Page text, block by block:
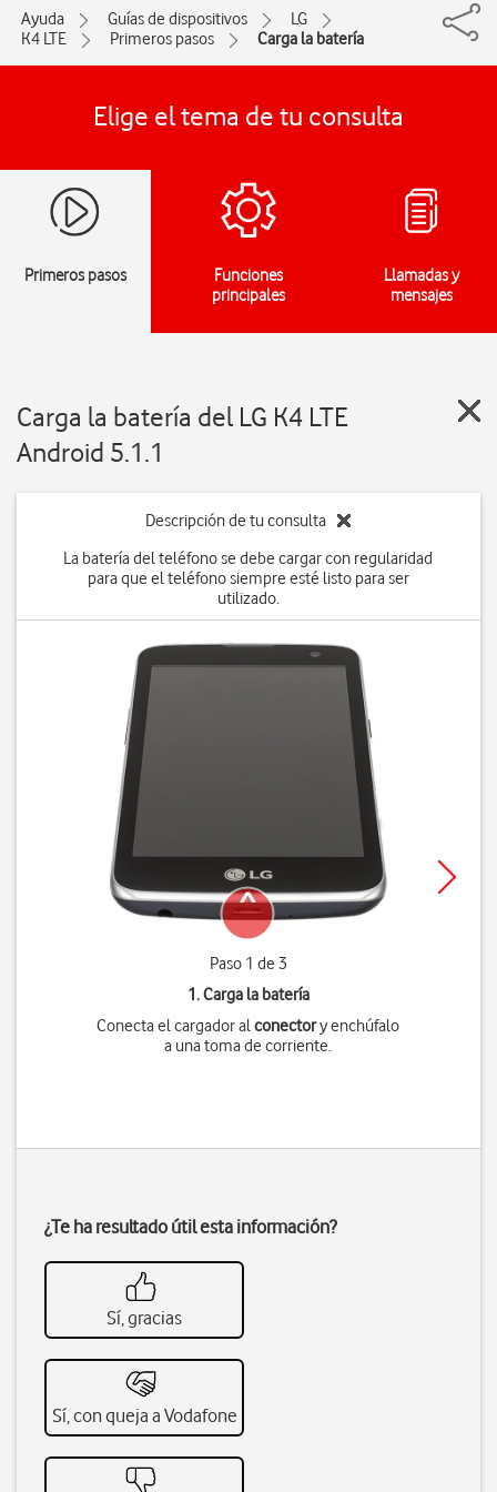
Ayuda Guías de dispositivos
LG
K4 LTE
Primeros pasos Carga la batería
Elige el tema de tu consulta
Primeros pasos
Funciones
principales
Llamadas y
mensajes
Carga la batería del LG K4 LTE
Android 5.1.1
Descripción de tu consulta
La batería del teléfono se debe cargar con regularidad
para que el teléfono siempre esté listo para ser
utilizado.
Paso 1 de 3
1. Carga la batería
Conecta el cargador alconectory enchúfalo
a una toma de corriente.
¿Te ha resultado útil esta información?
Sí, gracias
Sí, con queja a Vodafone